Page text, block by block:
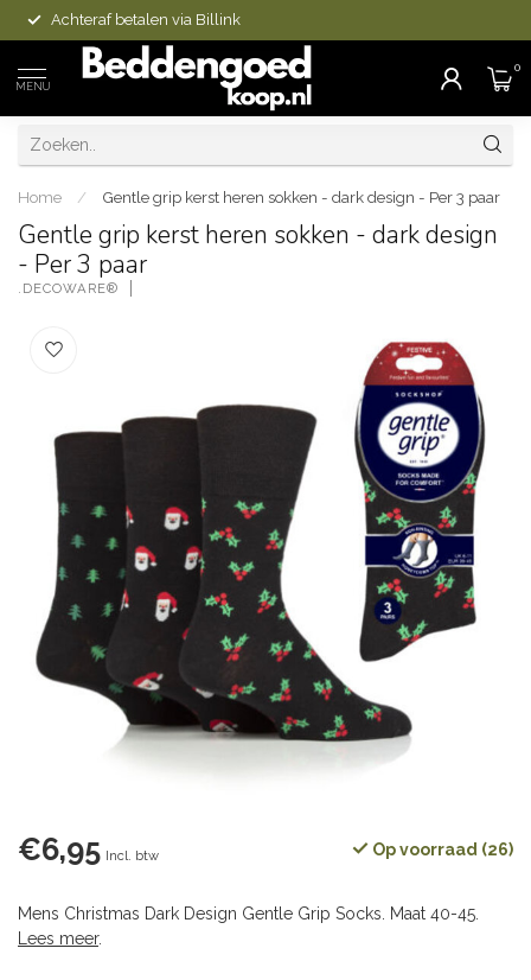
Achteraf betalen via Billink
MENU
0
Home / Gentle grip kerst heren sokken - dark design - Per 3 paar
Gentle grip kerst heren sokken - dark design
- Per 3 paar
.DECOWARE®
€6,95 Incl. btw Op voorraad (26)
Mens Christmas Dark Design Gentle Grip Socks. Maat 40-45.
Lees meer.